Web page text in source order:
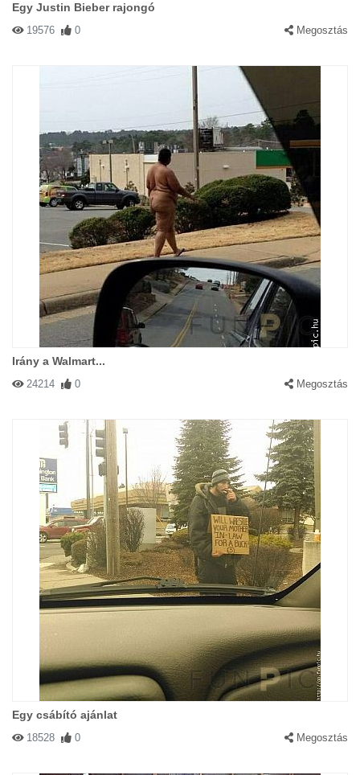
Egy Justin Bieber rajongó
19576 0 Megosztás
Irány a Walmart...
24214 0 Megosztás
Egy csábító ajánlat
18528 0 Megosztás